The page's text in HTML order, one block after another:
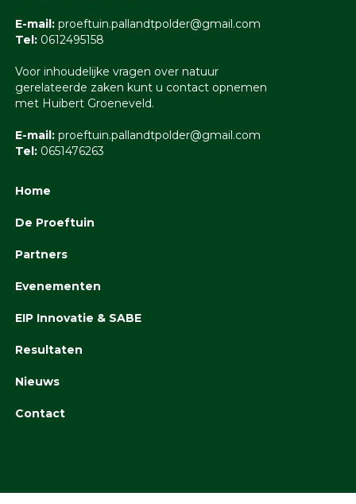
E-mail: proeftuin.pallandtpolder@gmail.com
Tel: 0612495158
Voor inhoudelijke vragen over natuur
gerelateerde zaken kunt u contact opnemen
met Huibert Groeneveld.
E-mail: proeftuin.pallandtpolder@gmail.com
Tel: 0651476263
Home
De Proeftuin
Partners
Evenementen
EIP Innovatie & SABE
Resultaten
Nieuws
Contact